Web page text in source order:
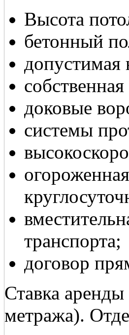
Высота
бетонный
допустимая
собственная
доковые
системы
транспорта;
договор
Ставка
метража).